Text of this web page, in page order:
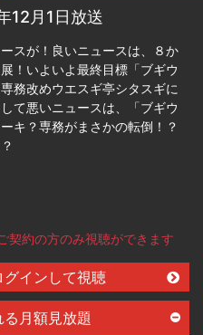
12月1日放送
スが！良いニュースは、８か
！いよいよ最終目標「ブギウ
務改めウエスギ亭シタスギに
て悪いニュースは、「ブギウ
キ？専務がまさかの転倒！？
契約の方のみ視聴ができます
インして視聴
月額見放題